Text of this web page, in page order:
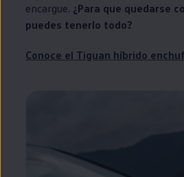
encargue. ¿Para que quedarse
puedes tenerlo todo?
Conoce el Tiguan híbrido